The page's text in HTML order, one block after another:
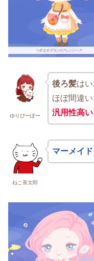
ゆりぴーぽー
後ろ髪は
ほぼ間違い
汎用性高い
ねこ茶太郎
マーメイ